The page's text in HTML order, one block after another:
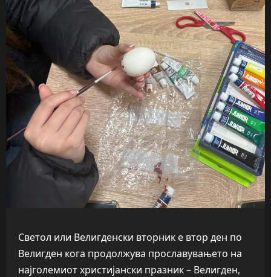
Светол или Велигденски вторник е втор ден по
Велигден кога продолжува прославувањето на
најголемиот христијански празник – Велигден,